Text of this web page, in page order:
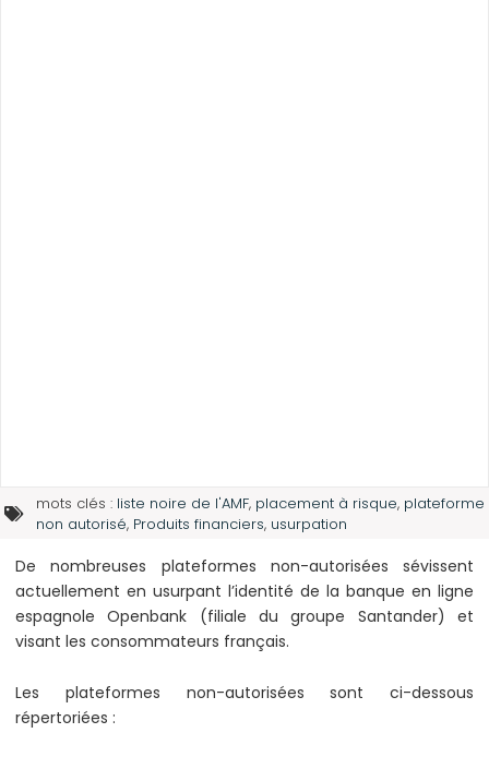
mots clés : liste noire de l'AMF, placement à risque, plateforme
non autorisé, Produits financiers, usurpation
De nombreuses plateformes non-autorisées sévissent
actuellement en usurpant l’identité de la banque en ligne
espagnole Openbank (filiale du groupe Santander) et
visant les consommateurs français.
Les plateformes non-autorisées sont ci-dessous
répertoriées :